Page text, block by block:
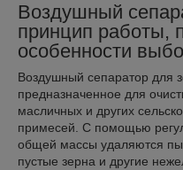
Воздушный
принцип работы,
особенности
Воздушный сепаратор для
предназначенное для
масличных и других
примесей. С помощью
общей массы удаляются
пустые зерна и другие